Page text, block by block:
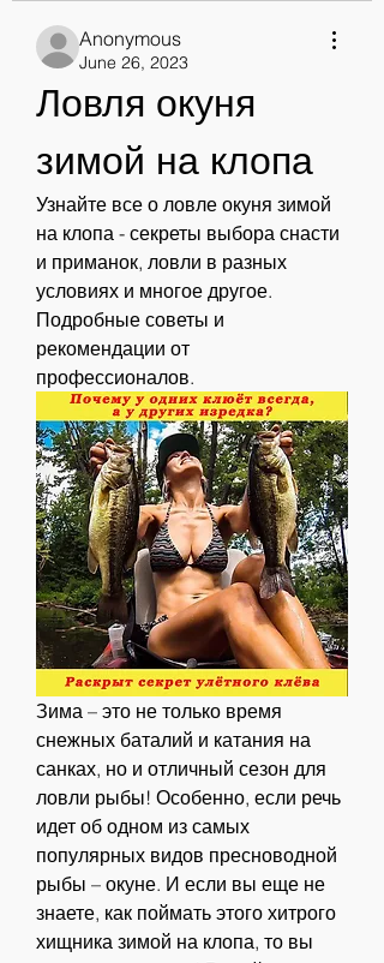
Anonymous
June 26, 2023
Ловля окуня
зимой на клопа
Узнайте все о ловле окуня зимой
на клопа - секреты выбора снасти
и приманок, ловли в разных
условиях и многое другое.
Подробные советы и
рекомендации от
профессионалов.
Зима – это не только время
снежных баталий и катания на
санках, но и отличный сезон для
ловли рыбы! Особенно, если речь
идет об одном из самых
популярных видов пресноводной
рыбы – окуне. И если вы еще не
знаете, как поймать этого хитрого
хищника зимой на клопа, то вы